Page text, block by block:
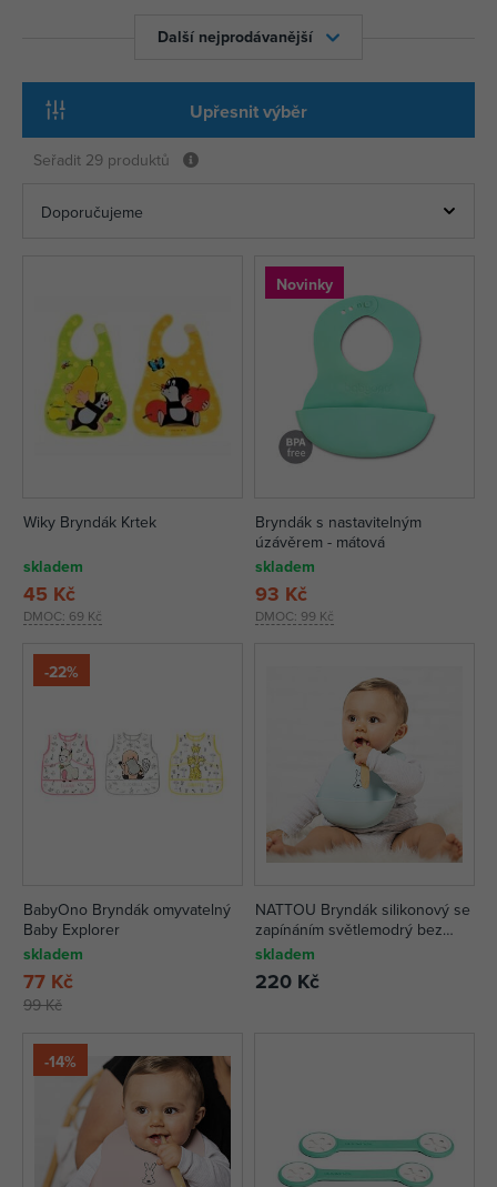
Další nejprodávanější
Upřesnit výběr
Seřadit 29 produktů
Wiky Bryndák Krtek
skladem
DMOC: 69 Kč
45 Kč
Novinky
Bryndák s nastavitelným
úzávěrem - mátová
skladem
DMOC: 99 Kč
93 Kč
-22%
BabyOno Bryndák omyvatelný
Baby Explorer
skladem
99 Kč
77 Kč
NATTOU Bryndák silikonový se
zapínáním světlemodrý bez
BPA
skladem
220 Kč
-14%